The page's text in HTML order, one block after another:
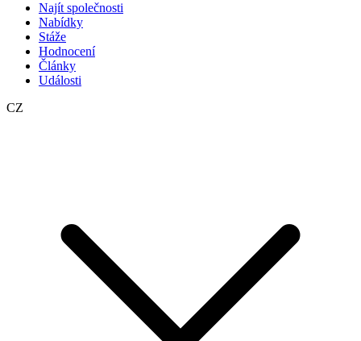
Najít společnosti
Nabídky
Stáže
Hodnocení
Články
Události
CZ